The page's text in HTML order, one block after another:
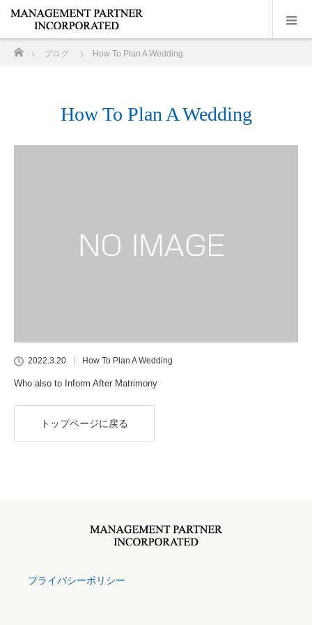
ブログ How To Plan A Wedding
How To Plan A Wedding
2022.3.20 How To Plan A Wedding
Who also to Inform After Matrimony
トップページに戻る
プライバシーポリシー